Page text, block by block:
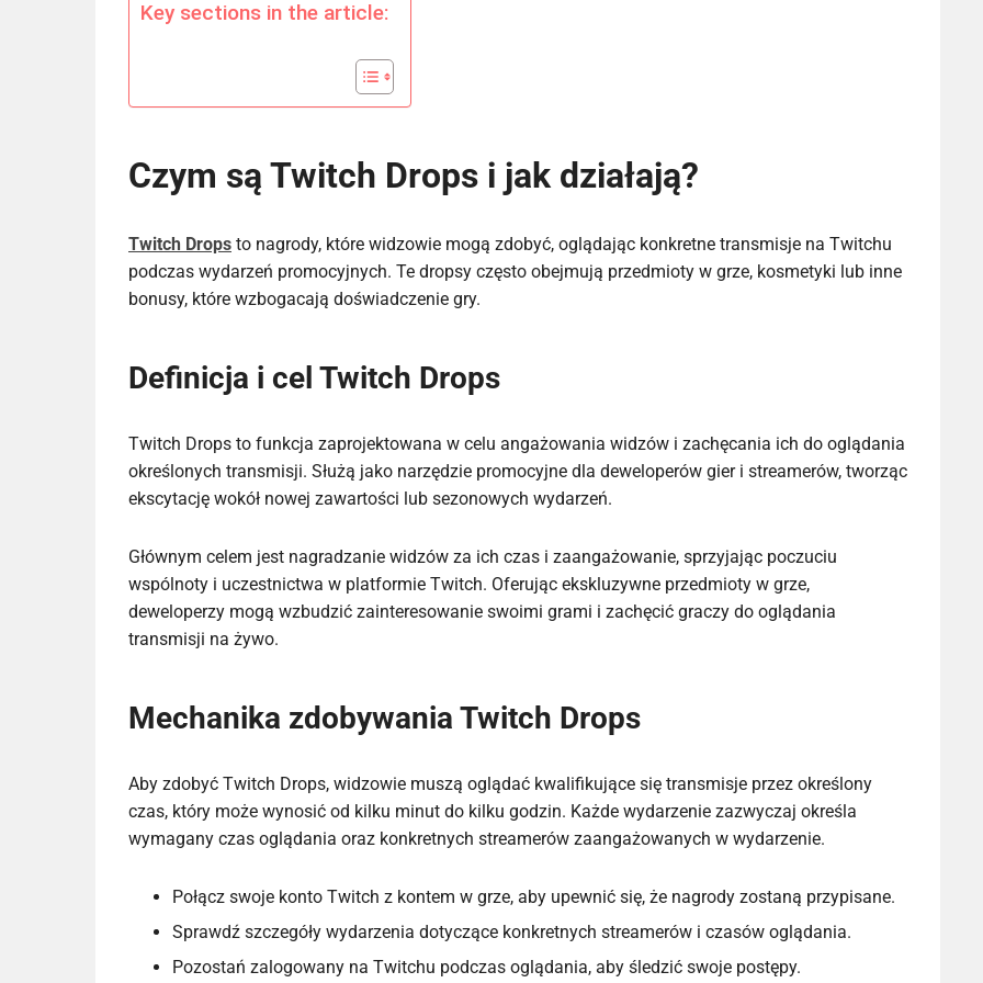
Key sections in the article:
Czym są Twitch Drops i jak działają?
Twitch Drops to nagrody, które widzowie mogą zdobyć, oglądając konkretne transmisje na Twitchu
podczas wydarzeń promocyjnych. Te dropsy często obejmują przedmioty w grze, kosmetyki lub inne
bonusy, które wzbogacają doświadczenie gry.
Definicja i cel Twitch Drops
Twitch Drops to funkcja zaprojektowana w celu angażowania widzów i zachęcania ich do oglądania
określonych transmisji. Służą jako narzędzie promocyjne dla deweloperów gier i streamerów, tworząc
ekscytację wokół nowej zawartości lub sezonowych wydarzeń.
Głównym celem jest nagradzanie widzów za ich czas i zaangażowanie, sprzyjając poczuciu
wspólnoty i uczestnictwa w platformie Twitch. Oferując ekskluzywne przedmioty w grze,
deweloperzy mogą wzbudzić zainteresowanie swoimi grami i zachęcić graczy do oglądania
transmisji na żywo.
Mechanika zdobywania Twitch Drops
Aby zdobyć Twitch Drops, widzowie muszą oglądać kwalifikujące się transmisje przez określony
czas, który może wynosić od kilku minut do kilku godzin. Każde wydarzenie zazwyczaj określa
wymagany czas oglądania oraz konkretnych streamerów zaangażowanych w wydarzenie.
Połącz swoje konto Twitch z kontem w grze, aby upewnić się, że nagrody zostaną przypisane.
Sprawdź szczegóły wydarzenia dotyczące konkretnych streamerów i czasów oglądania.
Pozostań zalogowany na Twitchu podczas oglądania, aby śledzić swoje postępy.